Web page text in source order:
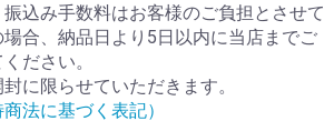
込み手数料はお客様のご負担とさせて
合、納品日より5日以内に当店までご
ださい。
に限らせていただきます。
法に基づく表記）